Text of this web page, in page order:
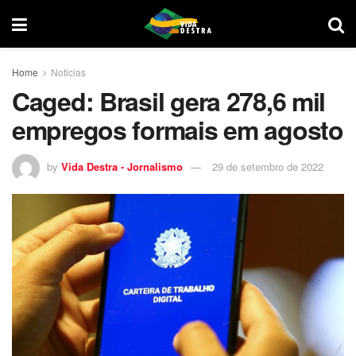
Home Noticias
Caged: Brasil gera 278,6 mil
empregos formais em agosto
by Vida Destra - Jornalismo 29 de setembro de 2022